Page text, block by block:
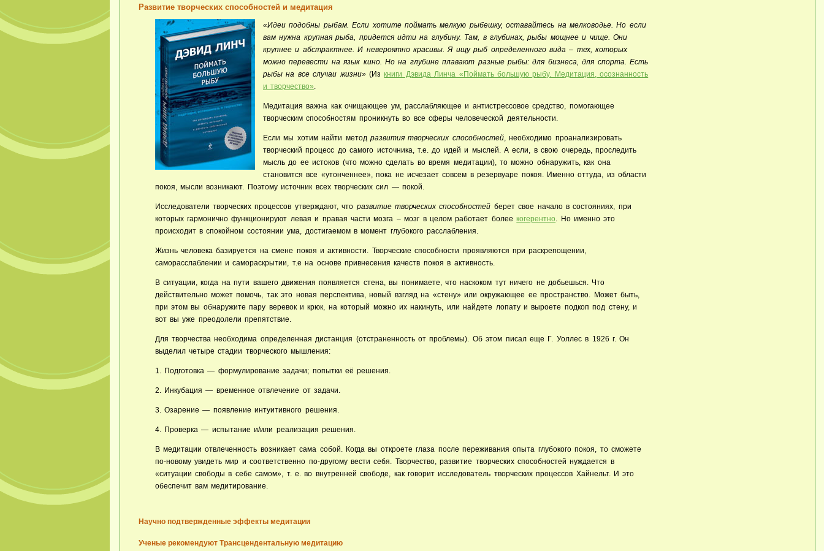
Развитие творческих способностей и медитация
«Идеи подобны рыбам. Если хотите поймать мелкую рыбешку, оставайтесь на мелководье. Но если
вам нужна крупная рыба, придется идти на глубину. Там, в глубинах, рыбы мощнее и чище. Они
крупнее и абстрактнее. И невероятно красивы. Я ищу рыб определенного вида – тех, которых
можно перевести на язык кино. Но на глубине плавают разные рыбы: для бизнеса, для спорта. Есть
рыбы на все случаи жизни»(Изкниги Дэвида Линча «Поймать большую рыбу. Медитация, осознанность
и творчество».
Медитация важна как очищающее ум, расслабляющее и антистрессовое средство, помогающее
творческим способностям проникнуть во все сферы человеческой деятельности.
Если мы хотим найти метод развития творческих способностей, необходимо проанализировать
творческий процесс до самого источника, т.е. до идей и мыслей. А если, в свою очередь, проследить
мысль до ее истоков (что можно сделать во время медитации), то можно обнаружить, как она
становится все «утонченнее», пока не исчезает совсем в резервуаре покоя. Именно оттуда, из области
покоя, мысли возникают. Поэтому источник всех творческих сил — покой.
Исследователи творческих процессов утверждают, что развитие творческих способностей берет свое начало в состояниях, при
которых гармонично функционируют левая и правая части мозга – мозг в целом работает болеекогерентно. Но именно это
происходит в спокойном состоянии ума, достигаемом в момент глубокого расслабления.
Жизнь человека базируется на смене покоя и активности. Творческие способности проявляются при раскрепощении,
саморасслаблении и самораскрытии, т.е на основе привнесения качеств покоя в активность.
В ситуации, когда на пути вашего движения появляется стена, вы понимаете, что наскоком тут ничего не добьешься. Что
действительно может помочь, так это новая перспектива, новый взгляд на «стену» или окружающее ее пространство. Может быть,
при этом вы обнаружите пару веревок и крюк, на который можно их накинуть, или найдете лопату и выроете подкоп под стену, и
вот вы уже преодолели препятствие.
Для творчества необходима определенная дистанция (отстраненность от проблемы). Об этом писал еще Г. Уоллес в 1926 г. Он
выделил четыре стадии творческого мышления:
1. Подготовка — формулирование задачи; попытки её решения.
2. Инкубация — временное отвлечение от задачи.
3. Озарение — появление интуитивного решения.
4. Проверка — испытание и/или реализация решения.
Вмедитации отвлеченность возникает сама собой. Когда вы откроете глаза после переживания опыта глубокого покоя, то сможете
по-новому увидеть мир и соответственно по-другому вести себя. Творчество, развитие творческих способностей нуждается в
«ситуации свободы в себе самом», т. е. во внутренней свободе, как говорит исследователь творческих процессов Хайнельт. И это
обеспечит вам медитирование.
Научно подтвержденные эффекты медитации
Ученые рекомендуют Трансцендентальную медитацию